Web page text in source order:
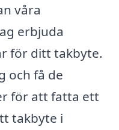
våra
erbjuda
för ditt takbyte.
och få de
för att fatta ett
takbyte i